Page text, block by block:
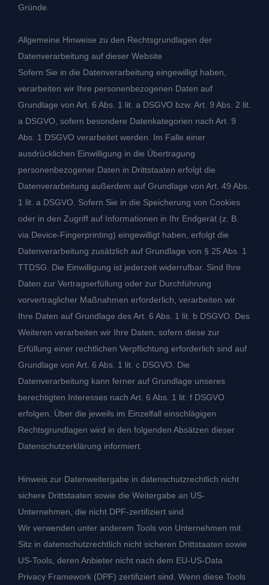
Gründe.
Allgemeine Hinweise zu den Rechtsgrundlagen der
Datenverarbeitung auf dieser Website
Sofern Sie in die Datenverarbeitung eingewilligt haben,
verarbeiten wir Ihre personenbezogenen Daten auf
Grundlage von Art. 6 Abs. 1 lit. a DSGVO bzw. Art. 9 Abs. 2 lit.
a DSGVO, sofern besondere Datenkategorien nach Art. 9
Abs. 1 DSGVO verarbeitet werden. Im Falle einer
ausdrücklichen Einwilligung in die Übertragung
personenbezogener Daten in Drittstaaten erfolgt die
Datenverarbeitung außerdem auf Grundlage von Art. 49 Abs.
1 lit. a DSGVO. Sofern Sie in die Speicherung von Cookies
oder in den Zugriff auf Informationen in Ihr Endgerät (z. B.
via Device-Fingerprinting) eingewilligt haben, erfolgt die
Datenverarbeitung zusätzlich auf Grundlage von § 25 Abs. 1
TTDSG. Die Einwilligung ist jederzeit widerrufbar. Sind Ihre
Daten zur Vertragserfüllung oder zur Durchführung
vorvertraglicher Maßnahmen erforderlich, verarbeiten wir
Ihre Daten auf Grundlage des Art. 6 Abs. 1 lit. b DSGVO. Des
Weiteren verarbeiten wir Ihre Daten, sofern diese zur
Erfüllung einer rechtlichen Verpflichtung erforderlich sind auf
Grundlage von Art. 6 Abs. 1 lit. c DSGVO. Die
Datenverarbeitung kann ferner auf Grundlage unseres
berechtigten Interesses nach Art. 6 Abs. 1 lit. f DSGVO
erfolgen. Über die jeweils im Einzelfall einschlägigen
Rechtsgrundlagen wird in den folgenden Absätzen dieser
Datenschutzerklärung informiert.
Hinweis zur Datenweitergabe in datenschutzrechtlich nicht
sichere Drittstaaten sowie die Weitergabe an US-
Unternehmen, die nicht DPF-zertifiziert sind
Wir verwenden unter anderem Tools von Unternehmen mit
Sitz in datenschutzrechtlich nicht sicheren Drittstaaten sowie
US-Tools, deren Anbieter nicht nach dem EU-US-Data
Privacy Framework (DPF) zertifiziert sind. Wenn diese Tools